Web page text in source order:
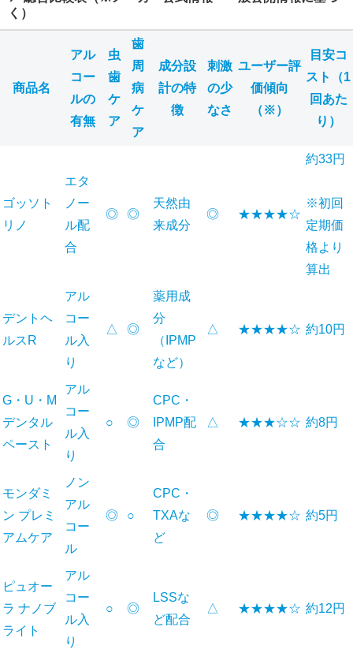
く）
商品名
アル
コー
ルの
有無
虫
歯
ケ
ア
歯
周
病
ケ
ア
成分設
計の特
徴
刺激
の少
なさ
ユーザー評
価傾向
（※）
目安コ
スト（1
回あた
り）
ゴッソト
リノ
エタ
ノー
ル配
合
◎ ◎
天然由
来成分
◎ ★★★★☆
約33円
※初回
定期価
格より
算出
デントヘ
ルスR
アル
コー
ル入
り
△ ◎
薬用成
分
（IPMP
など）
△ ★★★★☆ 約10円
G・U・M
デンタル
ペースト
アル
コー
ル入
り
○ ◎
CPC・
IPMP配
合
△ ★★★☆☆ 約8円
モンダミ
ン プレミ
アムケア
ノン
アル
コー
ル
◎ ○
CPC・
TXAな
ど
◎ ★★★★☆ 約5円
ピュオー
ラ ナノブ
ライト
アル
コー
ル入
り
○ ◎
LSSな
ど配合
△ ★★★★☆ 約12円